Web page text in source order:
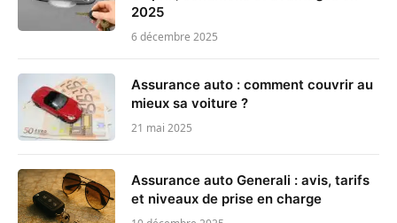
2025
6 décembre 2025
Assurance auto : comment couvrir au
mieux sa voiture ?
21 mai 2025
Assurance auto Generali : avis, tarifs
et niveaux de prise en charge